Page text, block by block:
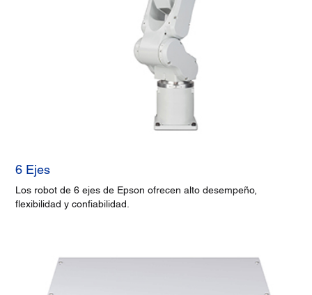
6 Ejes
Los robot de 6 ejes de Epson ofrecen alto desempeño,
flexibilidad y confiabilidad.